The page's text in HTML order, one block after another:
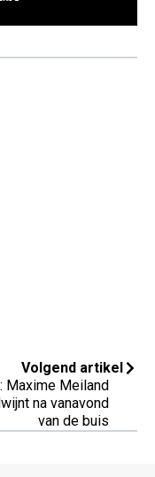
Volgend artikel
Maxime Meiland
na vanavond
van de buis